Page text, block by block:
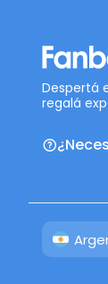
Despertá
regalá